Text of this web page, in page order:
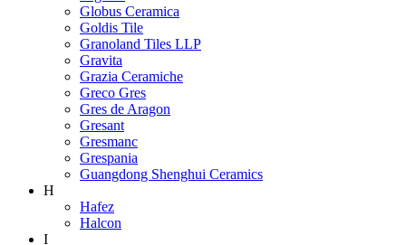
Globus Ceramica
Goldis Tile
Granoland Tiles LLP
Gravita
Grazia Ceramiche
Greco Gres
Gres de Aragon
Gresant
Gresmanc
Grespania
Guangdong Shenghui Ceramics
H
Hafez
Halcon
I